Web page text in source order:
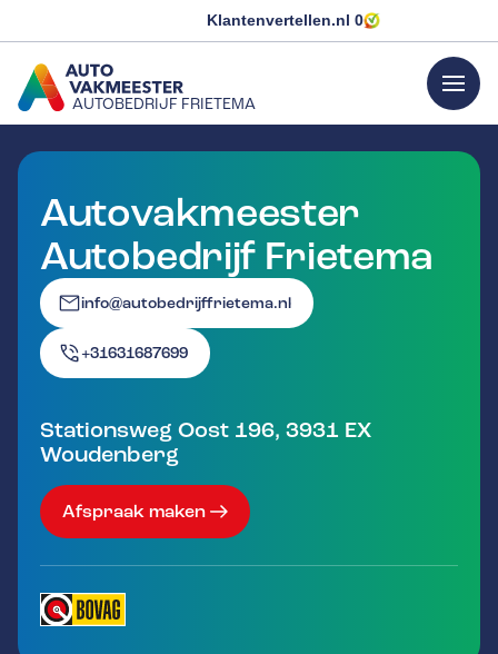
Klantenvertellen.nl 0
AUTOBEDRIJF FRIETEMA
GA NAAR DE HOMEPAGINA
menu
Autovakmeester
Autobedrijf Frietema
info@autobedrijffrietema.nl
+31631687699
Stationsweg Oost 196, 3931 EX
Woudenberg
Afspraak maken